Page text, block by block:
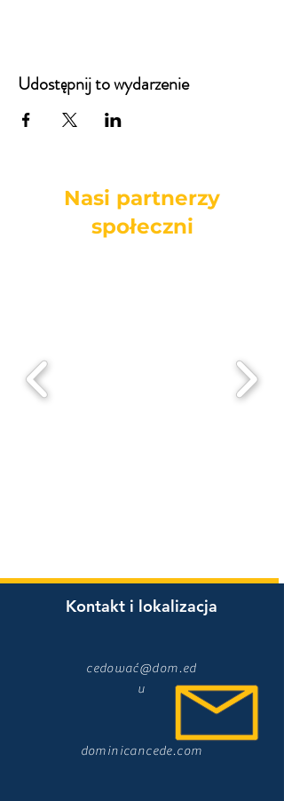
Udostępnij to wydarzenie
Nasi partnerzy
społeczni
Kontakt i lokalizacja
cedować@dom.ed
u
dominicancede.com